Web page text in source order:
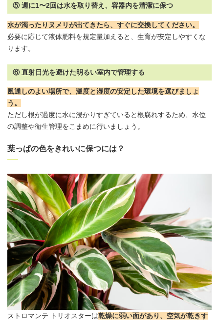
⑤ 週に1〜2回は水を取り替え、容器内を清潔に保つ
水が濁ったりヌメリが出てきたら、すぐに交換してください。
必要に応じて液体肥料を規定量加えると、生育が安定しやすくな
ります。
⑥ 直射日光を避けた明るい室内で管理する
風通しのよい場所で、温度と湿度の安定した環境を選びましょ
う。
ただし根が過度に水に浸かりすぎていると根腐れするため、水位
の調整や衛生管理をこまめに行いましょう。
葉っぱの色をきれいに保つには？
ストロマンテ トリオスターは乾燥に弱い面があり、空気が乾きす